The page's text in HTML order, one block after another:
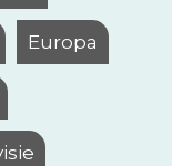
Europa